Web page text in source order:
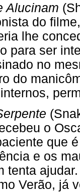
Alucinam
do
lhe
para ser
no
do
o
que
e os
tenta
Verão, já